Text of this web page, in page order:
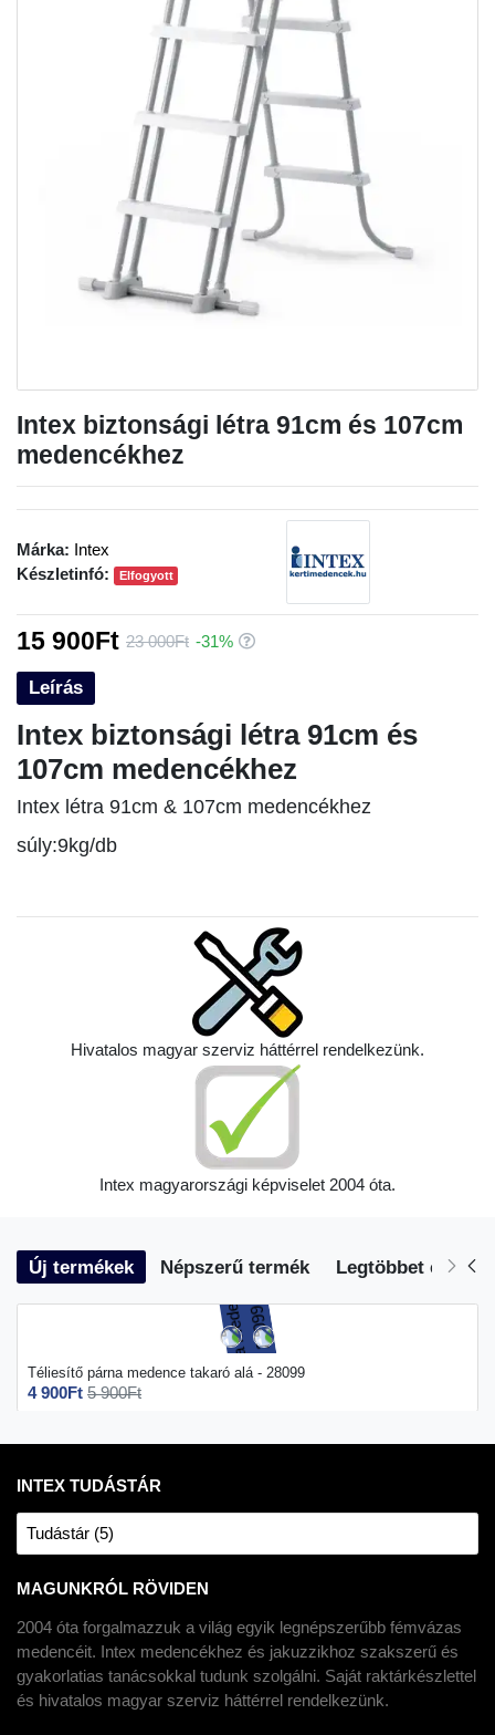
Intex biztonsági létra 91cm és 107cm
medencékhez
Leírás
Intex biztonsági létra 91cm és
107cm medencékhez
Intex létra 91cm & 107cm medencékhez
súly:9kg/db
Márka: Intex
Készletinfó:
Elfogyott
15 900Ft 23 000Ft -31%
Hivatalos magyar szerviz háttérrel rendelkezünk.
Intex magyarországi képviselet 2004 óta.
Új termékek Népszerű termék Legtöbbet eladott
Téliesítő párna medence takaró alá - 28099
4 900Ft 5 900Ft
INTEX TUDÁSTÁR
Tudástár (5)
MAGUNKRÓL RÖVIDEN
2004 óta forgalmazzuk a világ egyik legnépszerűbb fémvázas
medencéit. Intex medencékhez és jakuzzikhoz szakszerű és
gyakorlatias tanácsokkal tudunk szolgálni. Saját raktárkészlettel
és hivatalos magyar szerviz háttérrel rendelkezünk.